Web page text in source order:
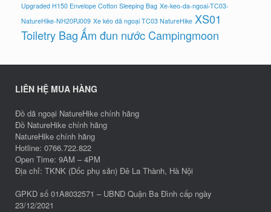
Upgraded H150 Envelope Cotton Sleeping Bag Xe-keo-da-ngoai-TC03-
NatureHike-NH20PJ009 Xe kéo dã ngoại TC03 NatureHike XS01
Toiletry BagẤm đun nước Campingmoon
LIÊN HỆ MUA HÀNG
Đồ dã ngoại NatureHike chính hãng
Đồ NatureHike chính hãng
NatureHike chính hãng
Hotline: 0766.722.822
Open Time: 9AM – 4PM
Địa chỉ: TKNK (Dốc phụ sản) Đê La Thành, Hà Nội
GPKD số 01A8032571 – UBND Quận Ba Đình cấp ngày
23/12/2021